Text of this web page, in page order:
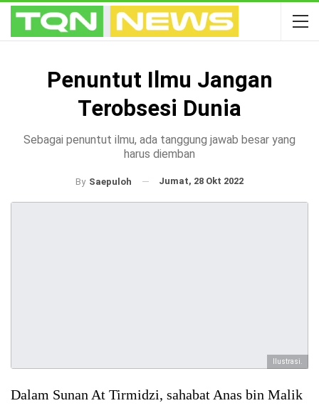
Penuntut Ilmu Jangan
Terobsesi Dunia
Sebagai penuntut ilmu, ada tanggung jawab besar yang
harus diemban
By Saepuloh Jumat, 28 Okt 2022
Ilustrasi.
Dalam Sunan At Tirmidzi, sahabat Anas bin Malik